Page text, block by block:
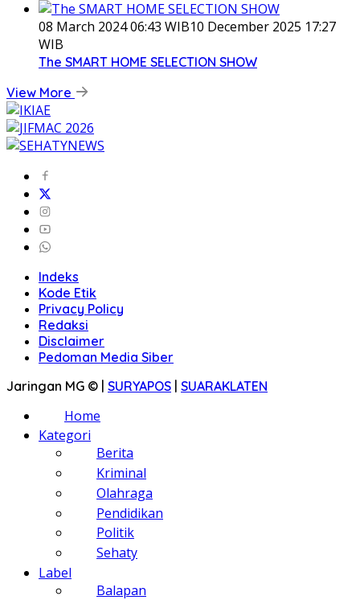
08 March 2024 06:43 WIB10 December 2025 17:27
WIB
The SMART HOME SELECTION SHOW
View More
Indeks
Kode Etik
Privacy Policy
Redaksi
Disclaimer
Pedoman Media Siber
Jaringan MG © | SURYAPOS | SUARAKLATEN
Home
Kategori
Berita
Kriminal
Olahraga
Pendidikan
Politik
Sehaty
Label
Balapan